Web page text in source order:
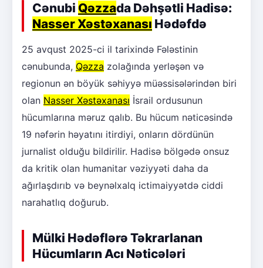
Cənubi Qəzzada Dəhşətli Hadisə:
Nasser Xəstəxanası Hədəfdə
25 avqust 2025-ci il tarixində Fələstinin
cənubunda, Qəzza zolağında yerləşən və
regionun ən böyük səhiyyə müəssisələrindən biri
olan Nasser Xəstəxanası İsrail ordusunun
hücumlarına məruz qalıb. Bu hücum nəticəsində
19 nəfərin həyatını itirdiyi, onların dördünün
jurnalist olduğu bildirilir. Hadisə bölgədə onsuz
da kritik olan humanitar vəziyyəti daha da
ağırlaşdırıb və beynəlxalq ictimaiyyətdə ciddi
narahatlıq doğurub.
Mülki Hədəflərə Təkrarlanan
Hücumların Acı Nəticələri